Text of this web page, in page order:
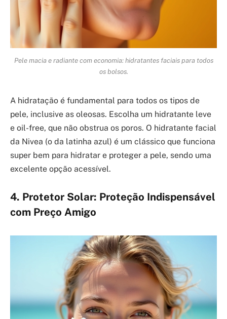
Pele macia e radiante com economia: hidratantes faciais para todos
os bolsos.
A hidratação é fundamental para todos os tipos de
pele, inclusive as oleosas. Escolha um hidratante leve
e oil-free, que não obstrua os poros. O hidratante facial
da Nivea (o da latinha azul) é um clássico que funciona
super bem para hidratar e proteger a pele, sendo uma
excelente opção acessível.
4. Protetor Solar: Proteção Indispensável
com Preço Amigo